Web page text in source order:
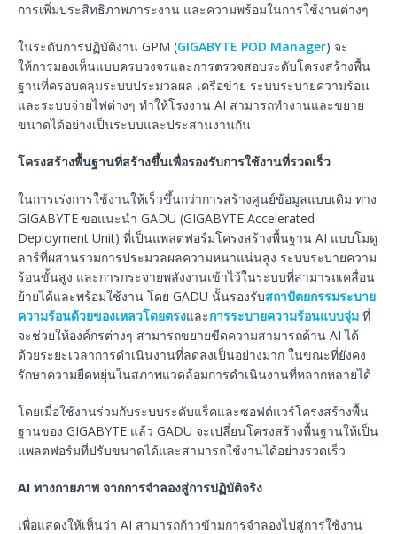
การเพิ่มประสิทธิภาพภาระงาน และความพร้อมในการใช้งานต่างๆ
ในระดับการปฏิบัติงาน GPM (GIGABYTE POD Manager) จะ
ให้การมองเห็นแบบครบวงจรและการตรวจสอบระดับโครงสร้างพื้น
ฐานที่ครอบคลุมระบบประมวลผล เครือข่าย ระบบระบายความร้อน
และระบบจ่ายไฟต่างๆ ทำให้โรงงาน AI สามารถทำงานและขยาย
ขนาดได้อย่างเป็นระบบและประสานงานกัน
โครงสร้างพื้นฐานที่สร้างขึ้นเพื่อรองรับการใช้งานที่รวดเร็ว
ในการเร่งการใช้งานให้เร็วขึ้นกว่าการสร้างศูนย์ข้อมูลแบบเดิม ทาง
GIGABYTE ขอแนะนำ GADU (GIGABYTE Accelerated
Deployment Unit) ที่เป็นแพลตฟอร์มโครงสร้างพื้นฐาน AI แบบโมดู
ลาร์ที่ผสานรวมการประมวลผลความหนาแน่นสูง ระบบระบายความ
ร้อนขั้นสูง และการกระจายพลังงานเข้าไว้ในระบบที่สามารถเคลื่อน
ย้ายได้และพร้อมใช้งาน โดย GADU นั้นรองรับสถาปัตยกรรมระบาย
ความร้อนด้วยของเหลวโดยตรงและการระบายความร้อนแบบจุ่ม ที่
จะช่วยให้องค์กรต่างๆ สามารถขยายขีดความสามารถด้าน AI ได้
ด้วยระยะเวลาการดำเนินงานที่ลดลงเป็นอย่างมาก ในขณะที่ยังคง
รักษาความยืดหยุ่นในสภาพแวดล้อมการดำเนินงานที่หลากหลายได้
โดยเมื่อใช้งานร่วมกับระบบระดับแร็คและซอฟต์แวร์โครงสร้างพื้น
ฐานของ GIGABYTE แล้ว GADU จะเปลี่ยนโครงสร้างพื้นฐานให้เป็น
แพลตฟอร์มที่ปรับขนาดได้และสามารถใช้งานได้อย่างรวดเร็ว
AI ทางกายภาพ จากการจำลองสู่การปฏิบัติจริง
เพื่อแสดงให้เห็นว่า AI สามารถก้าวข้ามการจำลองไปสู่การใช้งาน